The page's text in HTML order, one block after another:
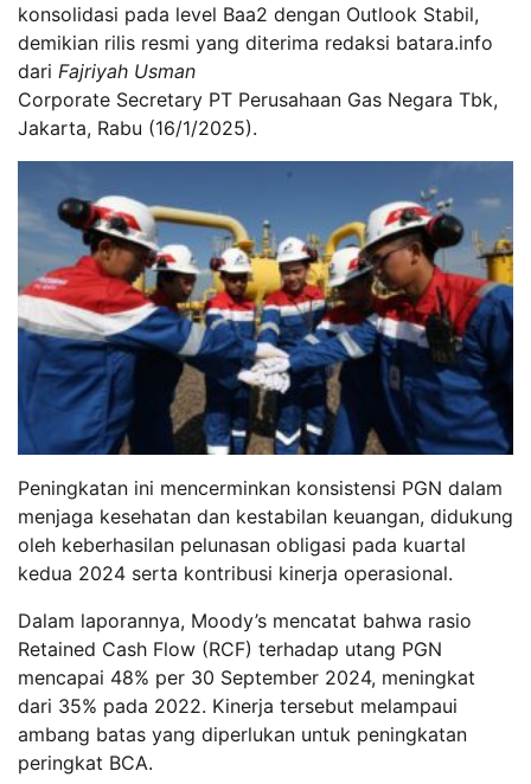
konsolidasi pada level Baa2 dengan Outlook Stabil,
demikian rilis resmi yang diterima redaksi batara.info
dari Fajriyah Usman
Corporate Secretary PT Perusahaan Gas Negara Tbk,
Jakarta, Rabu (16/1/2025).
Peningkatan ini mencerminkan konsistensi PGN dalam
menjaga kesehatan dan kestabilan keuangan, didukung
oleh keberhasilan pelunasan obligasi pada kuartal
kedua 2024 serta kontribusi kinerja operasional.
Dalam laporannya, Moody’s mencatat bahwa rasio
Retained Cash Flow (RCF) terhadap utang PGN
mencapai 48% per 30 September 2024, meningkat
dari 35% pada 2022. Kinerja tersebut melampaui
ambang batas yang diperlukan untuk peningkatan
peringkat BCA.